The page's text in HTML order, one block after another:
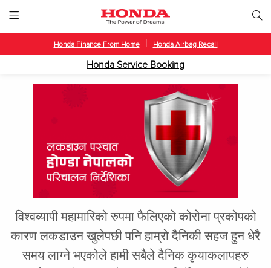
Honda Finance From Home Honda Airbag Recall
Honda Service Booking
विश्वव्यापी महामारिको रुपमा फैलिएको कोरोना प्रकोपको
कारण लकडाउन खुलेपछी पनि हाम्रो दैनिकी सहज हुन धेरै
समय लाग्ने भएकोले हामी सबैले दैनिक कृयाकलापहरु